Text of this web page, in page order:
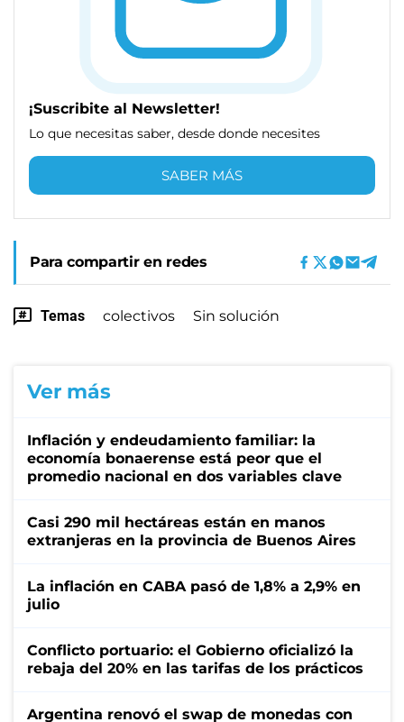
¡Suscribite al Newsletter!
Lo que necesitas saber, desde donde necesites
SABER MÁS
Para compartir en redes
Temas colectivos Sin solución
Ver más
Inflación y endeudamiento familiar: la
economía bonaerense está peor que el
promedio nacional en dos variables clave
Casi 290 mil hectáreas están en manos
extranjeras en la provincia de Buenos Aires
La inflación en CABA pasó de 1,8% a 2,9% en
julio
Conflicto portuario: el Gobierno oficializó la
rebaja del 20% en las tarifas de los prácticos
Argentina renovó el swap de monedas con